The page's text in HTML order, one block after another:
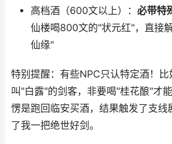
高档酒（600文以上）： 必带特
仙楼喝800文的"状元红"，直接
仙缘"
特别提醒：有些NPC只认特定酒！
叫"白露"的剑客，非要喝"桂花酿"才
愣是跑回临安买酒，结果触发了支
了我一把绝世好剑。